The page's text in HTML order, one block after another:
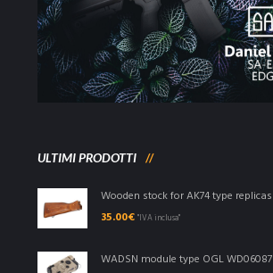
ULTIMI PRODOTTI
Wooden stock for AK74 type replicas
35.00€ "IVA inclusa"
WADSN module type OGL WD06087